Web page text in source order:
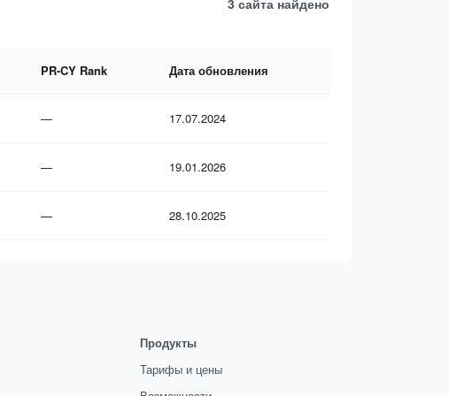
3 сайта найдено
PR-CY Rank Дата обновления
— 17.07.2024
— 19.01.2026
— 28.10.2025
Продукты
Тарифы и цены